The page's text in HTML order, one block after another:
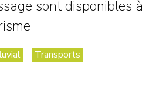
sont disponibles à
Transports